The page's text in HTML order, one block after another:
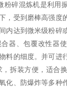
碎混炼机是利用
，受到磨棒高强度
内达到微米级粉碎
器、包覆改性器
料的细度。并可进
拆装方便，适合
化、防爆炸等多种